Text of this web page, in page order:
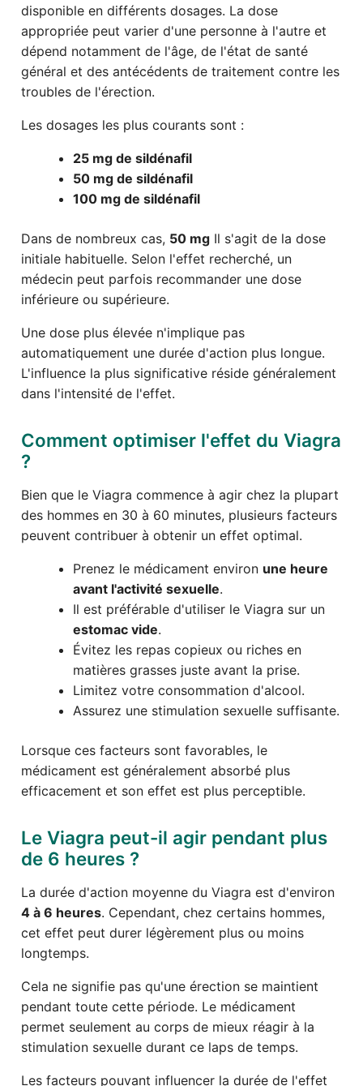
disponible en différents dosages. La dose
appropriée peut varier d'une personne à l'autre et
dépend notamment de l'âge, de l'état de santé
général et des antécédents de traitement contre les
troubles de l'érection.
Les dosages les plus courants sont :
25 mg de sildénafil
50 mg de sildénafil
100 mg de sildénafil
Dans de nombreux cas, 50 mg Il s'agit de la dose
initiale habituelle. Selon l'effet recherché, un
médecin peut parfois recommander une dose
inférieure ou supérieure.
Une dose plus élevée n'implique pas
automatiquement une durée d'action plus longue.
L'influence la plus significative réside généralement
dans l'intensité de l'effet.
Comment optimiser l'effet du Viagra
?
Bien que le Viagra commence à agir chez la plupart
des hommes en 30 à 60 minutes, plusieurs facteurs
peuvent contribuer à obtenir un effet optimal.
Prenez le médicament environ une heure
avant l'activité sexuelle.
Il est préférable d'utiliser le Viagra sur un
estomac vide.
Évitez les repas copieux ou riches en
matières grasses juste avant la prise.
Limitez votre consommation d'alcool.
Assurez une stimulation sexuelle suffisante.
Lorsque ces facteurs sont favorables, le
médicament est généralement absorbé plus
efficacement et son effet est plus perceptible.
Le Viagra peut-il agir pendant plus
de 6 heures ?
La durée d'action moyenne du Viagra est d'environ
4 à 6 heures. Cependant, chez certains hommes,
cet effet peut durer légèrement plus ou moins
longtemps.
Cela ne signifie pas qu'une érection se maintient
pendant toute cette période. Le médicament
permet seulement au corps de mieux réagir à la
stimulation sexuelle durant ce laps de temps.
Les facteurs pouvant influencer la durée de l'effet